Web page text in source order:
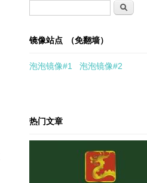
搜索
镜像站点 （免翻墙）
泡泡镜像#1 泡泡镜像#2
热门文章